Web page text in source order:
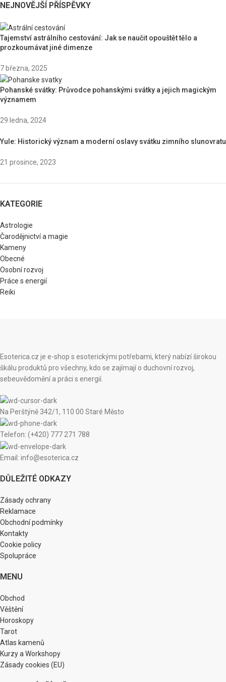
NEJNOVĚJŠÍ PŘÍSPĚVKY
Tajemství astrálního cestování: Jak se naučit opouštět tělo a
prozkoumávat jiné dimenze
7 března, 2025
Pohanské svátky: Průvodce pohanskými svátky a jejich magickým
významem
29 ledna, 2024
Yule: Historický význam a moderní oslavy svátku zimního slunovratu
21 prosince, 2023
KATEGORIE
Astrologie
Čarodějnictví a magie
Kameny
Obecné
Osobní rozvoj
Práce s energií
Reiki
Esoterica.cz je e-shop s esoterickými potřebami, který nabízí širokou
škálu produktů pro všechny, kdo se zajímají o duchovní rozvoj,
sebeuvědomění a práci s energií.
Na Perštýně 342/1, 110 00 Staré Město
Telefon: (+420) 777 271 788
Email: info@esoterica.cz
DŮLEŽITÉ ODKAZY
Zásady ochrany
Reklamace
Obchodní podmínky
Kontakty
Cookie policy
Spolupráce
MENU
Obchod
Věštění
Horoskopy
Tarot
Atlas kamenů
Kurzy a Workshopy
Zásady cookies (EU)